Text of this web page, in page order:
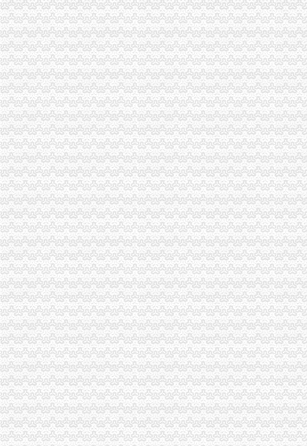
秀山局重庆代账公司认真开展地震灾后稳定工作
巴南局重庆代账公司八公里工商所三注重开展逾期未验照清理整见成效
万州区商标品牌建设工作呈现三大亮点
彭水局重庆分公司注册公开选调干部努力提高选人用人公信度
秀山局突出六项重点狠抓“五一”重庆代理记账市场监管
石柱局重庆代理记账四项措施规范莼菜收购秩序
沙坪坝局“五字”重庆公司注销要求谋划“解放思想、扩大开放”大讨论活动
一季度9695名下岗失业人员在民营经济领域再就业 申办企业热增高
巫溪局重庆公司注销城厢二所化服务 大力帮扶困难群众就业再就业
南岸区副区长汪建华到分局重庆代理记账现场办公解决问题
渝中局重庆代理报税菜园坝工商所四招助残受好评
荣昌局重庆财务公司拓宽监管领域开展纺织品质量检查
万盛局重庆分公司注册突出重点环节规范行政处罚程序
渝中局重庆财务公司五项措施确保外资企业网上年检顺利开展
梁平局重庆财务公司四结合提高个体工商户验照效率
大足局重庆代理报税石马工商所三项措施清理整顿户外广告
酉局重庆进出口权城北所突出三个重点加奥运期间食品安全工作
奉节局重庆发票申请以信息化知识竞赛为契机深化信息化推广应用工作
綦江局重庆发票申请隆盛所问计于民助推发展
市局“三放宽一简化”重庆公司注销支持农民专业合作社发展
大渡口局开展“五查看”重庆进出口权加队伍形象建设
市局运用“民尺”重庆财务公司量出“四个不适应”
市重庆进出口权督查组到南岸区督查迎奥运食品品安全整保障工作
高新区局重庆进出口权以案件质量普查为切入点努力提升依法行政能力
万州局重庆公司注销四举措壮大三峡劳务经济
渝中局重庆发票申请全面推进主城片区文艺调演预赛活动
綦江局重庆进出口权及时拟定下半年工作重点
铜梁局重庆分公司注册三个方面加12315申诉举报工作
沙坪坝局校园周边环境安全整达到“明、实、顺、浓”重庆代账公司四重效果
九龙坡局“三结合”重庆代理报税建立查处取缔无照经营长效监管机制
石柱局重庆代理报税高质量高效率完成年鉴编撰工作